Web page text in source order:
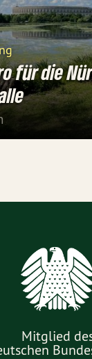
für die
Mitglied